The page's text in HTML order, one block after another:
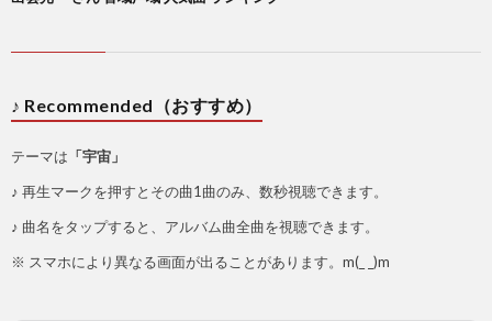
♪ Recommended（おすすめ）
テーマは 「宇宙」
♪ 再生マークを押すとその曲1曲のみ、数秒視聴できます。
♪ 曲名をタップすると、アルバム曲全曲を視聴できます。
※ スマホにより異なる画面が出ることがあります。m(_ _)m